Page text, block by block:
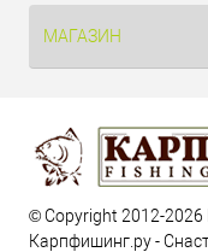
МАГАЗИН
© Copyright 2012-2026
Карпфишинг.ру -